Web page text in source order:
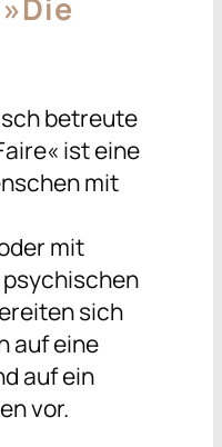
betreute
ist eine
mit
mit
sich
auf eine
auf ein
vor.